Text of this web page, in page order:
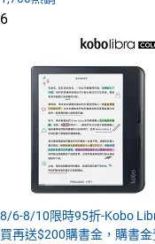
6
8/6-8/10限時95折-Kobo
買再送$200購書金，購書